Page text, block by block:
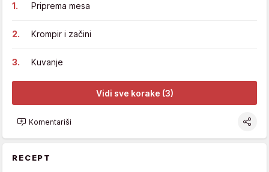
Priprema mesa
Krompir i začini
Kuvanje
Vidi sve korake (3)
Komentariši
RECEPT